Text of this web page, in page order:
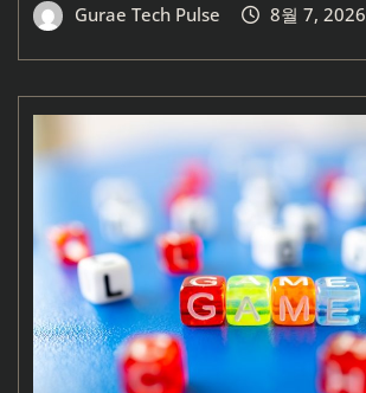
Gurae Tech Pulse 8월 7, 2026